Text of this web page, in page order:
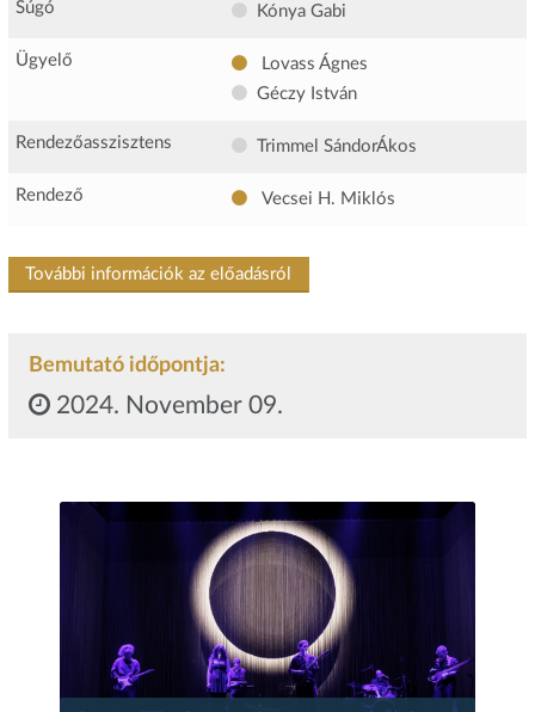
Súgó Kónya Gabi
Ügyelő
Lovass Ágnes
Géczy István
Rendezőasszisztens Trimmel SándorÁkos
Rendező Vecsei H. Miklós
További információk az előadásról
Bemutató időpontja:
2024. November 09.